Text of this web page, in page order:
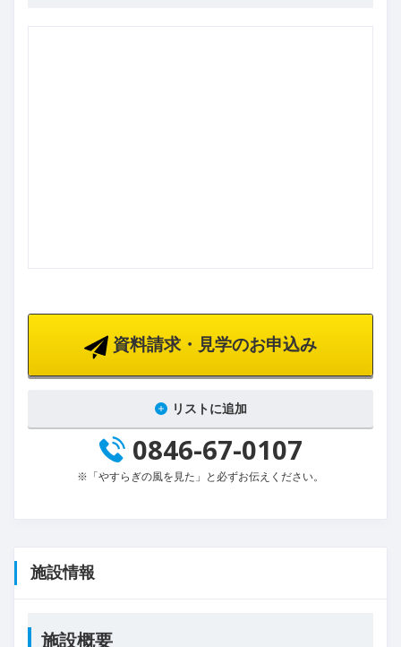
資料請求・見学のお申込み
リストに追加
0846-67-0107
※「やすらぎの風を見た」と必ずお伝えください。
施設情報
施設概要